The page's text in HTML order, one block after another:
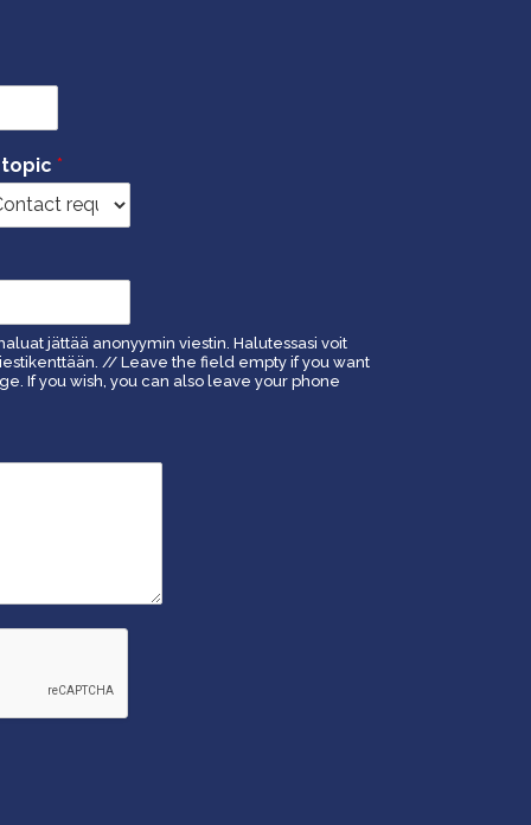
*
jättää anonyymin viestin. Halutessasi voit
// Leave the field empty if you want
If you wish, you can also leave your phone